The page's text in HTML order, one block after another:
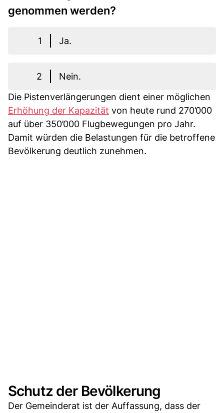
genommen werden?
1 Ja.
2
Nein.
Die Pistenverlängerungen dient einer möglichen
Erhöhung der Kapazität von heute rund 270’000
auf über 350’000 Flugbewegungen pro Jahr.
Damit würden die Belastungen für die betroffene
Bevölkerung deutlich zunehmen.
Schutz der Bevölkerung
Der Gemeinderat ist der Auffassung, dass der